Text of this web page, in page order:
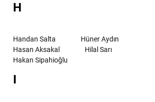
H
Handan Salta
Hüner Aydın
Hasan Aksakal
Hilal Sarı
Hakan Sipahioğlu
I